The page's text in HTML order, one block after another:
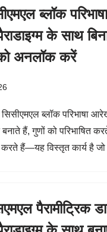
ब्लॉक
के साथ
अनलॉक करें
ब्लॉक परिभाषा
हैं, गुणों को परिभाषित
हैं—यह विस्तृत कार्य है
पैरामीट्रिक